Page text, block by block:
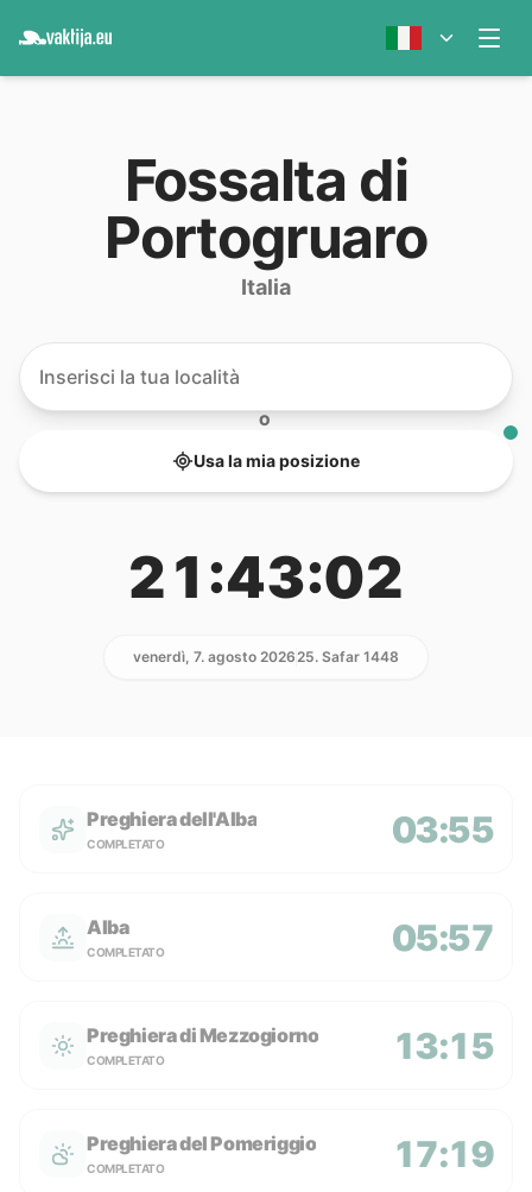
Fossalta di
Portogruaro
Italia
O
Usa la mia posizione
21:43:02
venerdì, 7. agosto 202625. Safar 1448
Preghiera dell'Alba
COMPLETATO 03:55
Alba
COMPLETATO 05:57
Preghiera di Mezzogiorno
COMPLETATO 13:15
Preghiera del Pomeriggio
COMPLETATO 17:19